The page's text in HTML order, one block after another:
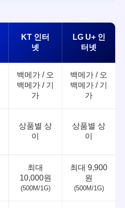
KT 인터
넷
LG U+ 인
터넷
백메가 / 오
백메가 / 기
가
백메가 / 오
백메가 / 기
가
상품별 상
이
상품별 상
이
최대
10,000원
(500M/1G)
최대 9,900
원
(500M/1G)